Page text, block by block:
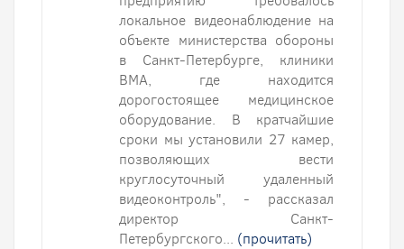
локальное видеонаблюдение на
объекте министерства обороны
в Санкт-Петербурге, клиники
ВМА, где находится
дорогостоящее медицинское
оборудование. В кратчайшие
сроки мы установили 27 камер,
позволяющих вести
круглосуточный удаленный
видеоконтроль", - рассказал
директор Санкт-
Петербургского... (прочитать)